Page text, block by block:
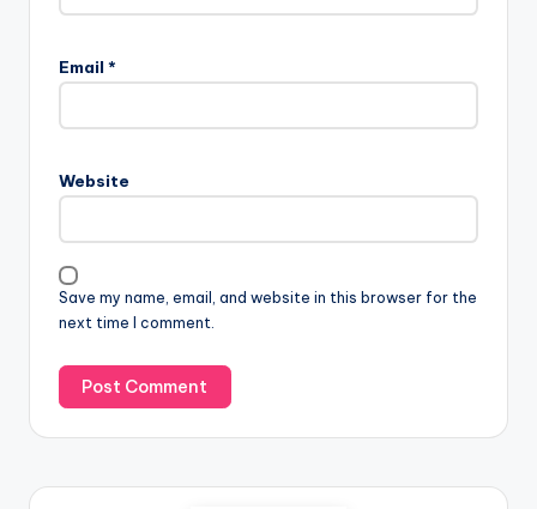
Email *
Website
Save my name, email, and website in this browser for the
next time I comment.